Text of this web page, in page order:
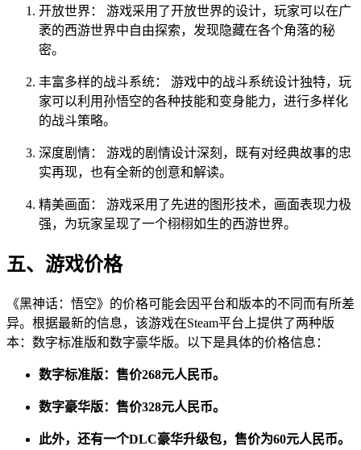
开放世界： 游戏采用了开放世界的设计，玩家可以在广
袤的西游世界中自由探索，发现隐藏在各个角落的秘
密。
丰富多样的战斗系统： 游戏中的战斗系统设计独特，玩
家可以利用孙悟空的各种技能和变身能力，进行多样化
的战斗策略。
深度剧情： 游戏的剧情设计深刻，既有对经典故事的忠
实再现，也有全新的创意和解读。
精美画面： 游戏采用了先进的图形技术，画面表现力极
强，为玩家呈现了一个栩栩如生的西游世界。
五、游戏价格
《黑神话：悟空》的价格可能会因平台和版本的不同而有所差
异。根据最新的信息，该游戏在Steam平台上提供了两种版
本：数字标准版和数字豪华版。以下是具体的价格信息：
数字标准版：售价268元人民币。
数字豪华版：售价328元人民币。
此外，还有一个DLC豪华升级包，售价为60元人民币。